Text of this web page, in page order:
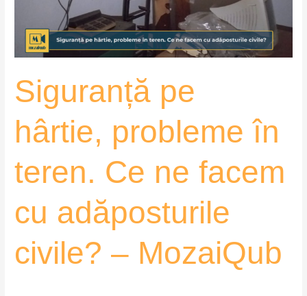
Siguranță pe
hârtie, probleme în
teren. Ce ne facem
cu adăposturile
civile? – MozaiQub
ne
facem
adăposturile
civile?
MozaiQub